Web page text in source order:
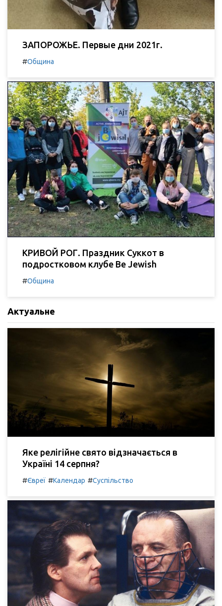
ЗАПОРОЖЬЕ. Первые дни 2021г.
#Община
КРИВОЙ РОГ. Праздник Суккот в
подростковом клубе Be Jewish
#Община
Актуальне
Яке релігійне свято відзначається в
Україні 14 серпня?
#Євреї #Календар #Суспільство